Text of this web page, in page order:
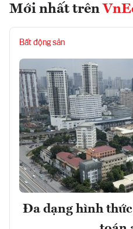
Mới nhất trên
Bất động sản
Đa dạng hình